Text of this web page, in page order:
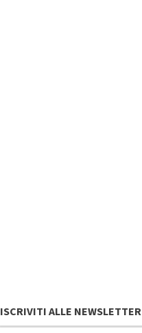
ISCRIVITI ALLE NEWSLETTER